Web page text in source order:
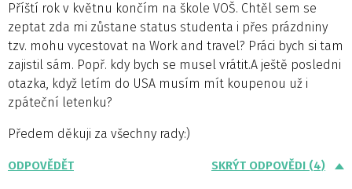
Příští rok v květnu končím na škole VOŠ. Chtěl sem se
zeptat zda mi zůstane status studenta i přes prázdniny
tzv. mohu vycestovat na Work and travel? Práci bych si tam
zajistil sám. Popř. kdy bych se musel vrátit.A ještě posledni
otazka, když letím do USA musím mít koupenou už i
zpáteční letenku?
Předem děkuji za všechny rady:)
ODPOVĚDĚT SKRÝT ODPOVĚDI (4)